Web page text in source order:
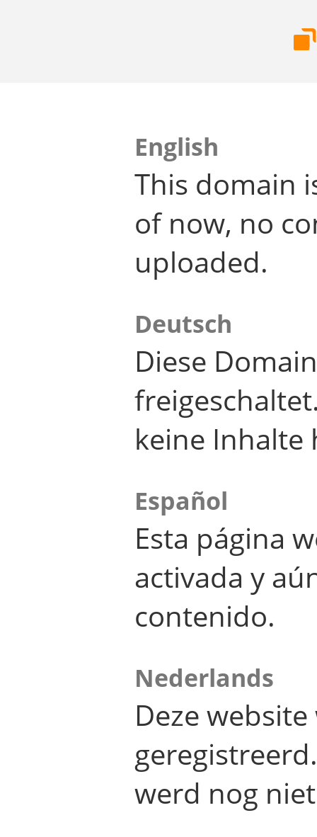
English
This domain
of now, no
uploaded.
Deutsch
Diese
keine Inhalte
Español
Esta página
activada y
contenido.
Nederlands
Deze
werd nog